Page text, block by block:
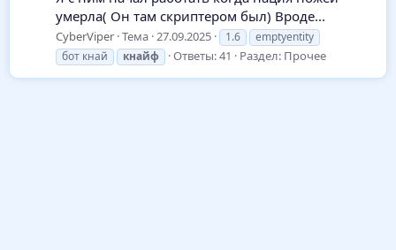
умерла( Он там скриптером был) Вроде...
CyberViper Тема 27.09.2025 1.6
emptyentity
бот кнай
кнайф Ответы: 41 Раздел: Прочее